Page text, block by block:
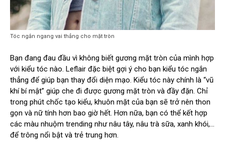
Tóc ngắn ngang vai thẳng cho mặt tròn
Bạn đang đau đầu vì không biết gương mặt tròn của mình hợp
với kiểu tóc nào. Leflair đặc biệt gợi ý cho bạn kiểu tóc ngắn
thẳng để giúp bạn thay đổi diện mạo. Kiểu tóc này chính là “vũ
khí bí mật” giúp che đi được gương mặt tròn và đầy đặn. Chỉ
trong phút chốc tạo kiểu, khuôn mặt của bạn sẽ trở nên thon
gọn và nữ tính hơn bao giờ hết. Hơn nữa, bạn có thể kết hợp
các màu nhuộm trending như nâu tây, nâu trà sữa, xanh khói,…
để trông nổi bật và trẻ trung hơn.